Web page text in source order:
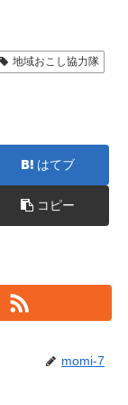
地域おこし協力隊
はてブ
コピー
momi-7